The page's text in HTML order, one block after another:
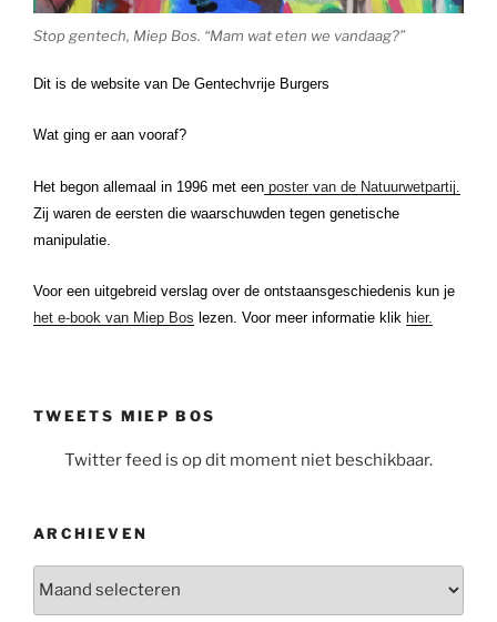
Stop gentech, Miep Bos. “Mam wat eten we vandaag?”
Dit is de website van De Gentechvrije Burgers
Wat ging er aan vooraf?
Het begon allemaal in 1996 met een poster van de Natuurwetpartij.
Zij waren de eersten die waarschuwden tegen genetische
manipulatie.
Voor een uitgebreid verslag over de ontstaansgeschiedenis kun je
het e-book van Miep Bos lezen. Voor meer informatie klik hier.
TWEETS MIEP BOS
Twitter feed is op dit moment niet beschikbaar.
ARCHIEVEN